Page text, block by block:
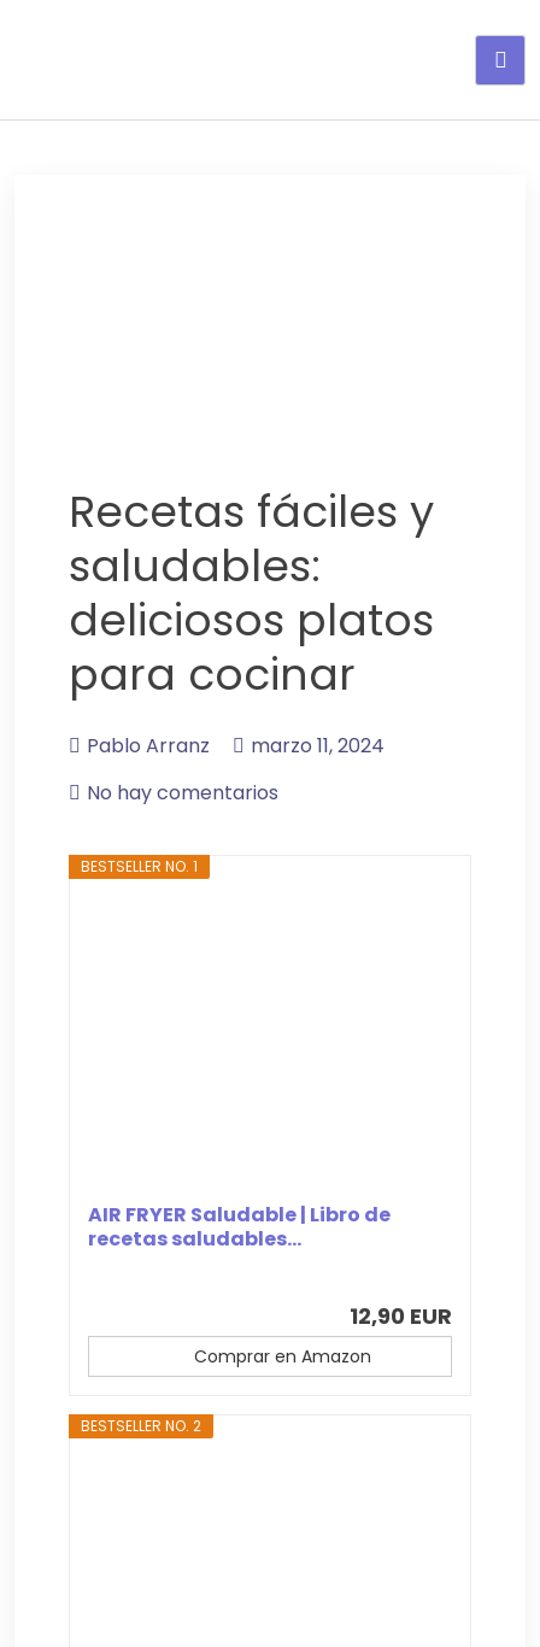
Recetas fáciles y
saludables:
deliciosos platos
para cocinar
Pablo Arranz
marzo 11, 2024
No hay comentarios
BESTSELLER NO. 1
AIR FRYER Saludable | Libro de
recetas saludables...
12,90 EUR
Comprar en Amazon
BESTSELLER NO. 2